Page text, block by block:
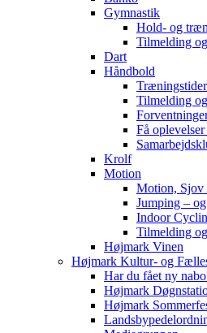
Gymnastik
Hold- og
Tilmelding
Dart
Håndbold
Tilmelding
Få
Krolf
Motion
Motion,
Jumping –
Indoor
Tilmelding
Højmark Vinen
Højmark Kultur- og
Har du fået ny
Højmark
Højmark